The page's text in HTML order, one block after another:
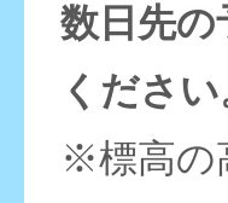
数日先
ください
※標高の